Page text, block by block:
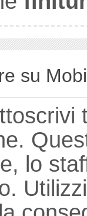
su
lo